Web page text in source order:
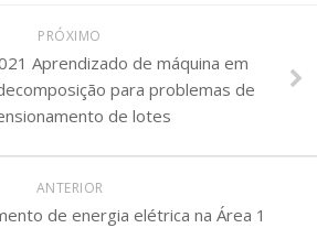
PRÓXIMO
Aprendizado de máquina em
para problemas de
de lotes
ANTERIOR
de energia elétrica na Área 1